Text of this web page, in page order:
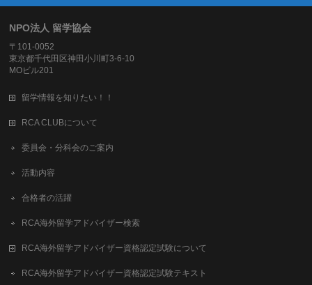
NPO法人 留学協会
〒101-0052
東京都千代田区神田小川町3-6-10
MOビル201
留学情報を知りたい！！
RCA CLUBについて
委員会・分科会のご案内
活動内容
合格者の活躍
RCA海外留学アドバイザー検索
RCA海外留学アドバイザー資格認定試験について
RCA海外留学アドバイザー資格認定試験テキスト